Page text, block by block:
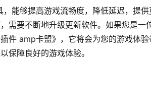
能够提高游戏流畅度，降低延迟，提供
需要不断地升级更新软件。如果您是一
件 amp卡盟》，它将会为您的游戏体验
保障良好的游戏体验。